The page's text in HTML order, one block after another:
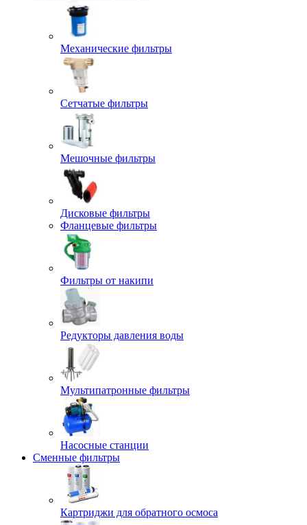
Механические фильтры
Сетчатые фильтры
Мешочные фильтры
Дисковые фильтры
Фланцевые фильтры
Фильтры от накипи
Редукторы давления воды
Мультипатронные фильтры
Насосные станции
Сменные фильтры
Картриджи для обратного осмоса